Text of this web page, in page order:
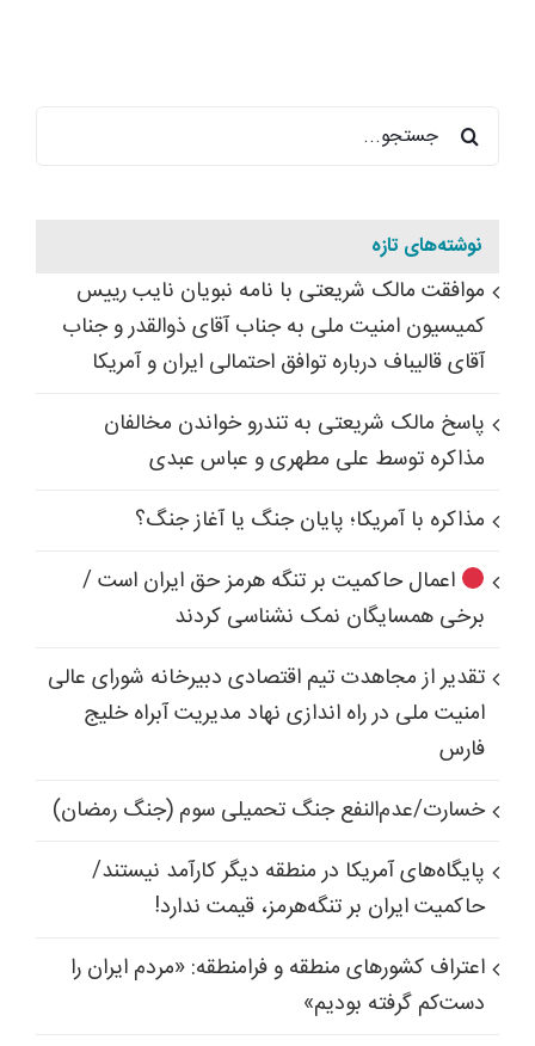
جستجو
برای:
نوشته‌های تازه
موافقت مالک شریعتی با نامه نبویان نایب رییس
کمیسیون امنیت ملی به جناب آقای ذوالقدر و جناب
آقای قالیباف درباره توافق احتمالی ایران و آمریکا
پاسخ مالک شریعتی به تندرو خواندن مخالفان
مذاکره توسط علی مطهری و عباس عبدی
مذاکره با آمریکا؛ پایان جنگ یا آغاز جنگ؟
اعمال حاکمیت بر تنگه هرمز حق ایران است /
برخی همسایگان نمک نشناسی کردند
تقدیر از مجاهدت تیم اقتصادی دبیرخانه شورای عالی
امنیت ملی در راه اندازی نهاد مدیریت آبراه خلیج
فارس
خسارت/عدم‌النفع جنگ تحمیلی سوم (جنگ رمضان)
پایگاه‌های آمریکا در منطقه دیگر کارآمد نیستند/
حاکمیت ایران بر تنگه‌هرمز، قیمت ندارد!
اعتراف کشورهای منطقه و فرامنطقه: «مردم ایران را
دست‌کم گرفته بودیم»